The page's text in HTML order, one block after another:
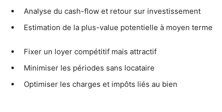
Analyse du cash-flow et retour sur investissement
Estimation de la plus-value potentielle à moyen terme
Fixer un loyer compétitif mais attractif
Minimiser les périodes sans locataire
Optimiser les charges et impôts liés au bien